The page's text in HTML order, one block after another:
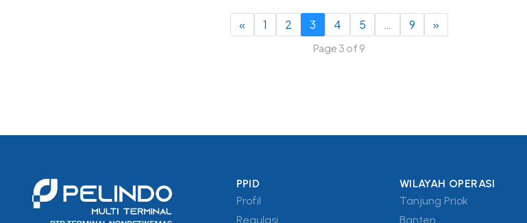
« 1 2 3 4 5 … 9 »
Page 3 of 9
PPID
Profil
Regulasi
WILAYAH OPERASI
Tanjung Priok
Banten